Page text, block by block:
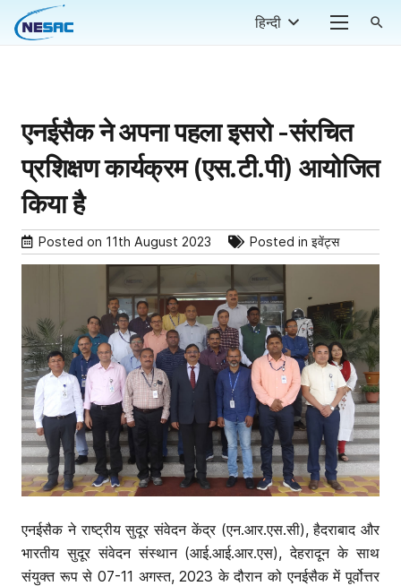
हिन्दी search
एनईसैक ने अपना पहला इसरो -संरचित
प्रशिक्षण कार्यक्रम (एस.टी.पी) आयोजित
किया है
Posted on 11th August 2023 Posted in इवेंट्स
एनईसैक ने राष्ट्रीय सुदूर संवेदन केंद्र (एन.आर.एस.सी), हैदराबाद और
भारतीय सुदूर संवेदन संस्थान (आई.आई.आर.एस), देहरादून के साथ
संयुक्त रूप से 07-11 अगस्त, 2023 के दौरान को एनईसैक में पूर्वोत्तर